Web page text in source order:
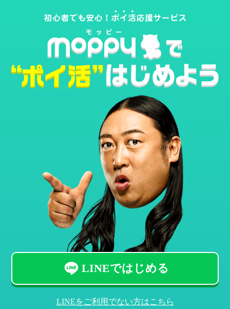
LINEではじめる
LINEをご利用でない方はこちら